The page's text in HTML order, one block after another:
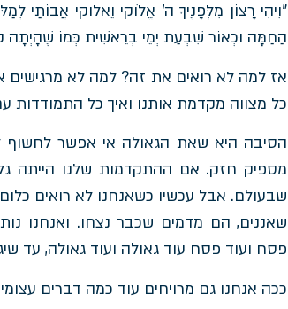
"וִיהִי רָצוֹן מִלְּפָנֶיךָ ה' אֱלֹוקי וֵאלוקי
הַחַמָּה וּכְאוֹר שִׁבְעַת יְמֵי בְרֵאשִׁית כְּמוֹ שֶׁהָיְתָה
אז למה לא רואים את זה? למה לא מרגישים
כל מצווה מקדמת אותנו ואיך כל התמודדות
הסיבה היא שאת הגאולה אי אפשר לחשוף
מספיק חזק. אם ההתקדמות שלנו הייתה
שבעולם. אבל עכשיו כשאנחנו לא רואים
שאננים, הם מדמים שכבר נצחו. ואנחנו
פסח ועוד פסח עוד גאולה ועוד גאולה, עד
ככה אנחנו גם מרויחים עוד כמה דברים